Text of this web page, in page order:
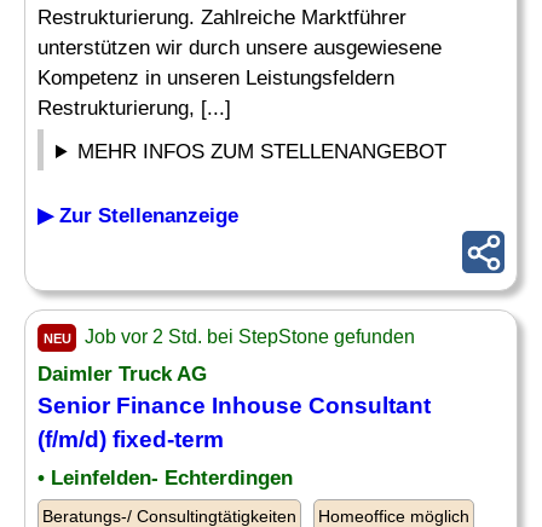
Restrukturierung. Zahlreiche Marktführer
unterstützen wir durch unsere ausgewiesene
Kompetenz in unseren Leistungsfeldern
Restrukturierung, [...]
MEHR INFOS ZUM STELLENANGEBOT
▶ Zur Stellenanzeige
NEU Job vor 2 Std. bei StepStone gefunden
Daimler Truck AG
Senior Finance Inhouse Consultant
(f/m/d) fixed-term
• Leinfelden- Echterdingen
Beratungs-/ Consultingtätigkeiten Homeoffice möglich